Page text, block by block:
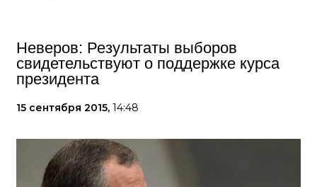
Неверов: Результаты выборов
свидетельствуют о поддержке курса
президента
15 сентября 2015, 14:48